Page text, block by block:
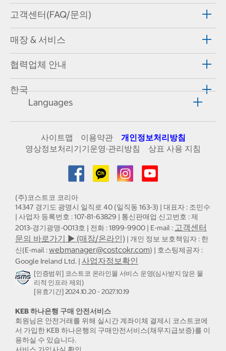
고객센터(FAQ/문의)
매장 & 서비스
협력업체 안내
한국
Languages
사이트맵 이용약관
개인정보처리방침
영상정보처리기기운영·관리방침
상표 사용 지침
(주)코스트코 코리아
14347 경기도 광명시 일직로 40 (일직동 163-3) | 대표자 : 조민수
| 사업자 등록번호 : 107-81-63829 | 통신판매업 신고번호 : 제
2013-경기광명-0013호 | 전화 : 1899-9900 | E-mail : 고객센터
문의 바로가기 ▶ (매장/온라인) | 개인 정보 보호책임자 : 한
신(E-mail :webmanager@costcokr.com) | 호스팅제공자 :
Google Ireland Ltd. | 사업자정보확인
[인증범위] 코스트코 온라인몰 서비스 운영(심사받지 않은 물
리적 인프라 제외)
[유효기간] 2024.10.20 - 2027.10.19
KEB 하나은행 구매 안전서비스
회원님은 안전거래를 위해 실시간 계좌이체 결제시 코스트코에
서 가입한 KEB 하나은행의 구매안전서비스(채무지급보증)를 이
용하실 수 있습니다.